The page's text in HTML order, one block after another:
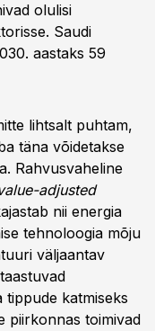
olulisi
Saudi
aastaks 59
lihtsalt puhtam,
täna võidetakse
Rahvusvaheline
adjusted
nii energia
tehnoloogia mõju
väljaantav
tippude katmiseks
piirkonnas toimivad